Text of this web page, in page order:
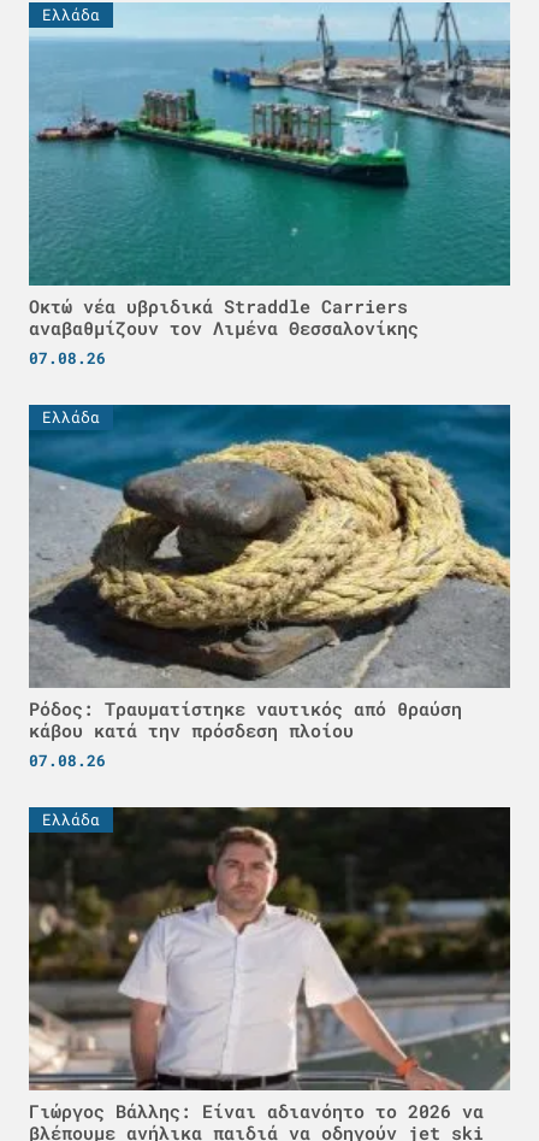
Ελλάδα
Οκτώ νέα υβριδικά Straddle Carriers
αναβαθμίζουν τον Λιμένα Θεσσαλονίκης
07.08.26
Ελλάδα
Ρόδος: Τραυματίστηκε ναυτικός από θραύση
κάβου κατά την πρόσδεση πλοίου
07.08.26
Ελλάδα
Γιώργος Βάλλης: Είναι αδιανόητο το 2026 να
βλέπουμε ανήλικα παιδιά να οδηγούν jet ski